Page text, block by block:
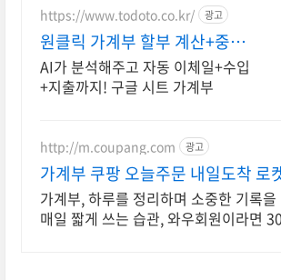
https://www.todoto.co.kr/ 광고
원클릭 가계부 할부 계산+중요
일정 관리
AI가 분석해주고 자동 이체일+수입
+지출까지! 구글 시트 가계부
http://m.coupang.com 광고
가계부 쿠팡 오늘주문 내일도착 로
가계부, 하루를 정리하며 소중한 기록
매일 짧게 쓰는 습관, 와우회원이라면